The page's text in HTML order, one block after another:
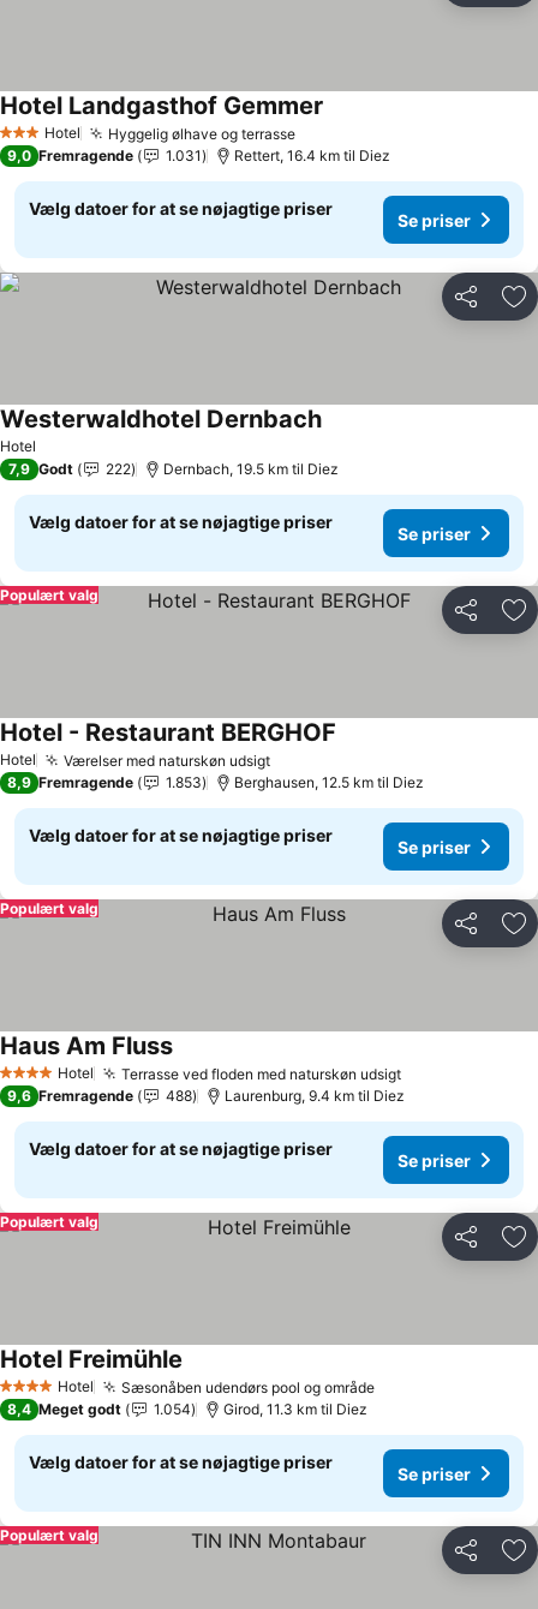
3 StjernerHotel Hyggelig ølhave og terrasse
Hotel Landgasthof Gemmer
9,0 Fremragende 1.031 Rettert, 16.4 km til Diez
Vælg datoer for at se nøjagtige priser
Se priser
Del
Hotel
Westerwaldhotel Dernbach
7,9 Godt 222 Dernbach, 19.5 km til Diez
Vælg datoer for at se nøjagtige priser
Se priser
Del
Populært valg
Hotel Værelser med naturskøn udsigt
Hotel - Restaurant BERGHOF
8,9 Fremragende 1.853 Berghausen, 12.5 km til Diez
Vælg datoer for at se nøjagtige priser
Se priser
Del
Populært valg
4 StjernerHotel Terrasse ved floden med naturskøn udsigt
Haus Am Fluss
9,6 Fremragende 488 Laurenburg, 9.4 km til Diez
Vælg datoer for at se nøjagtige priser
Se priser
Del
Populært valg
4 StjernerHotel Sæsonåben udendørs pool og område
Hotel Freimühle
8,4 Meget godt 1.054 Girod, 11.3 km til Diez
Vælg datoer for at se nøjagtige priser
Se priser
Del
Populært valg